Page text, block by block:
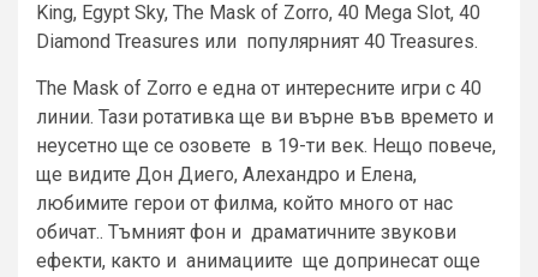
King, Egypt Sky, The Mask of Zorro, 40 Mega Slot, 40
Diamond Treasures или популярният 40 Treasures.
The Mask of Zorro е една от интересните игри с 40
линии. Тази ротативка ще ви върне във времето и
неусетно ще се озовете в 19-ти век. Нещо повече,
ще видите Дон Диего, Алехандро и Елена,
любимите герои от филма, който много от нас
обичат.. Тъмният фон и драматичните звукови
ефекти, както и анимациите ще допринесат още